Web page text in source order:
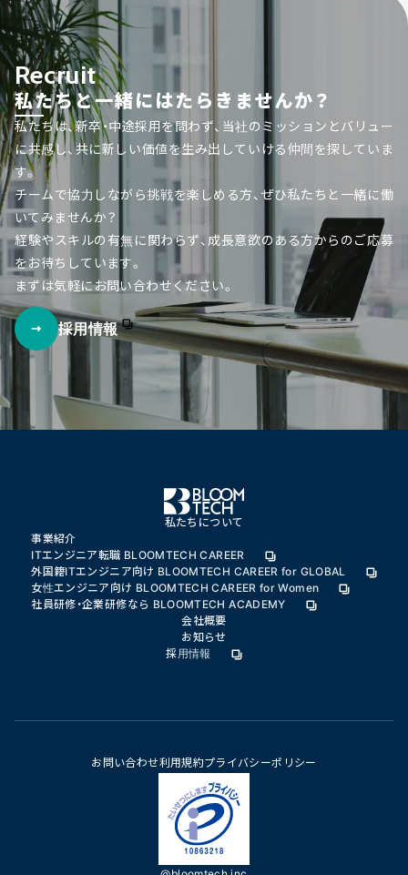
私たちと一緒にはたらきませんか？
Recruit
私たちは、新卒・中途採用を問わず、当社のミッションとバリュー
に共感し、共に新しい価値を生み出していける仲間を探していま
す。
チームで協力しながら挑戦を楽しめる方、ぜひ私たちと一緒に働
いてみませんか？
経験やスキルの有無に関わらず、成長意欲のある方からのご応募
をお待ちしています。
まずは気軽にお問い合わせください。
採用情報
私たちについて
事業紹介
ITエンジニア転職 BLOOMTECH CAREER
外国籍ITエンジニア向け BLOOMTECH CAREER for GLOBAL
女性エンジニア向け BLOOMTECH CAREER for Women
社員研修・企業研修なら BLOOMTECH ACADEMY
会社概要
お知らせ
採用情報
お問い合わせ利用規約プライバシーポリシー